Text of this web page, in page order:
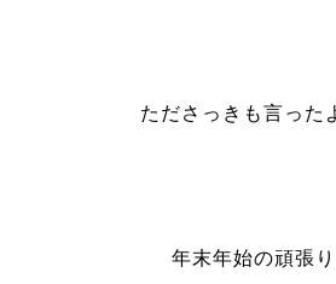
たださっきも言った
年末年始の頑張